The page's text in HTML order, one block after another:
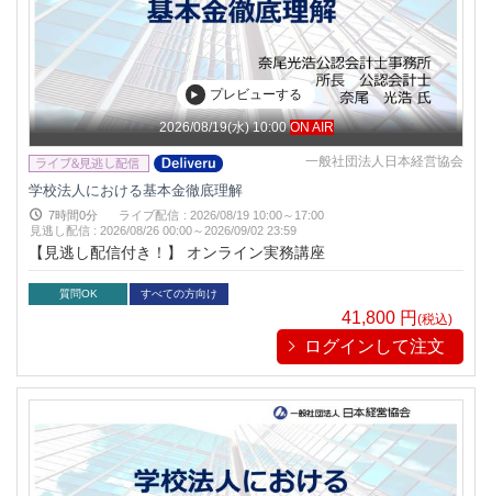
プレビューする
2026/08/19(水) 10:00ON AIR
一般社団法人日本経営協会
学校法人における基本金徹底理解
7時間0分 ライブ配信 : 2026/08/19 10:00～17:00
見逃し配信 :2026/08/26 00:00～2026/09/02 23:59
【見逃し配信付き！】 オンライン実務講座
質問OK すべての方向け
41,800 円(税込)
ログインして注文